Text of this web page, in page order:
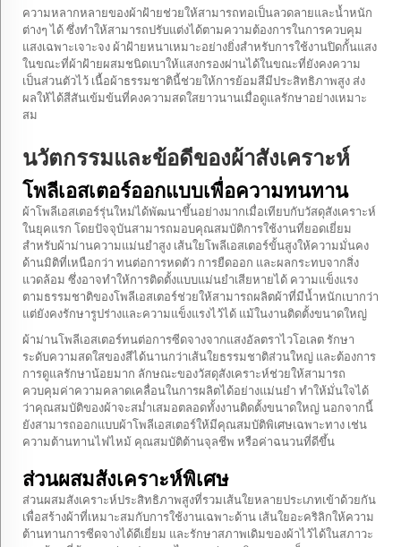
ความหลากหลายของผ้าฝ้ายช่วยให้สามารถทอเป็นลวดลายและน้ำหนัก
ต่างๆ ได้ ซึ่งทำให้สามารถปรับแต่งได้ตามความต้องการในการควบคุม
แสงเฉพาะเจาะจง ผ้าฝ้ายหนาเหมาะอย่างยิ่งสำหรับการใช้งานปิดกั้นแสง
ในขณะที่ผ้าฝ้ายผสมชนิดเบาให้แสงกรองผ่านได้ในขณะที่ยังคงความ
เป็นส่วนตัวไว้ เนื้อผ้าธรรมชาตินี้ช่วยให้การย้อมสีมีประสิทธิภาพสูง ส่ง
ผลให้ได้สีสันเข้มข้นที่คงความสดใสยาวนานเมื่อดูแลรักษาอย่างเหมาะ
สม
นวัตกรรมและข้อดีของผ้าสังเคราะห์
โพลีเอสเตอร์ออกแบบเพื่อความทนทาน
ผ้าโพลีเอสเตอร์รุ่นใหม่ได้พัฒนาขึ้นอย่างมากเมื่อเทียบกับวัสดุสังเคราะห์
ในยุคแรก โดยปัจจุบันสามารถมอบคุณสมบัติการใช้งานที่ยอดเยี่ยม
สำหรับผ้าม่านความแม่นยำสูง เส้นใยโพลีเอสเตอร์ขั้นสูงให้ความมั่นคง
ด้านมิติที่เหนือกว่า ทนต่อการหดตัว การยืดออก และผลกระทบจากสิ่ง
แวดล้อม ซึ่งอาจทำให้การติดตั้งแบบแม่นยำเสียหายได้ ความแข็งแรง
ตามธรรมชาติของโพลีเอสเตอร์ช่วยให้สามารถผลิตผ้าที่มีน้ำหนักเบากว่า
แต่ยังคงรักษารูปร่างและความแข็งแรงไว้ได้ แม้ในงานติดตั้งขนาดใหญ่
ผ้าม่านโพลีเอสเตอร์ทนต่อการซีดจางจากแสงอัลตราไวโอเลต รักษา
ระดับความสดใสของสีได้นานกว่าเส้นใยธรรมชาติส่วนใหญ่ และต้องการ
การดูแลรักษาน้อยมาก ลักษณะของวัสดุสังเคราะห์ช่วยให้สามารถ
ควบคุมค่าความคลาดเคลื่อนในการผลิตได้อย่างแม่นยำ ทำให้มั่นใจได้
ว่าคุณสมบัติของผ้าจะสม่ำเสมอตลอดทั้งงานติดตั้งขนาดใหญ่ นอกจากนี้
ยังสามารถออกแบบผ้าโพลีเอสเตอร์ให้มีคุณสมบัติพิเศษเฉพาะทาง เช่น
ความต้านทานไฟไหม้ คุณสมบัติต้านจุลชีพ หรือค่าฉนวนที่ดีขึ้น
ส่วนผสมสังเคราะห์พิเศษ
ส่วนผสมสังเคราะห์ประสิทธิภาพสูงที่รวมเส้นใยหลายประเภทเข้าด้วยกัน
เพื่อสร้างผ้าที่เหมาะสมกับการใช้งานเฉพาะด้าน เส้นใยอะคริลิกให้ความ
ต้านทานการซีดจางได้ดีเยี่ยม และรักษาสภาพเดิมของผ้าไว้ได้ในสภาวะ